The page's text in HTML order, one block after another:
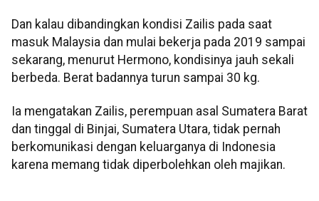
Dan kalau dibandingkan kondisi Zailis pada saat
masuk Malaysia dan mulai bekerja pada 2019 sampai
sekarang, menurut Hermono, kondisinya jauh sekali
berbeda. Berat badannya turun sampai 30 kg.
Ia mengatakan Zailis, perempuan asal Sumatera Barat
dan tinggal di Binjai, Sumatera Utara, tidak pernah
berkomunikasi dengan keluarganya di Indonesia
karena memang tidak diperbolehkan oleh majikan.